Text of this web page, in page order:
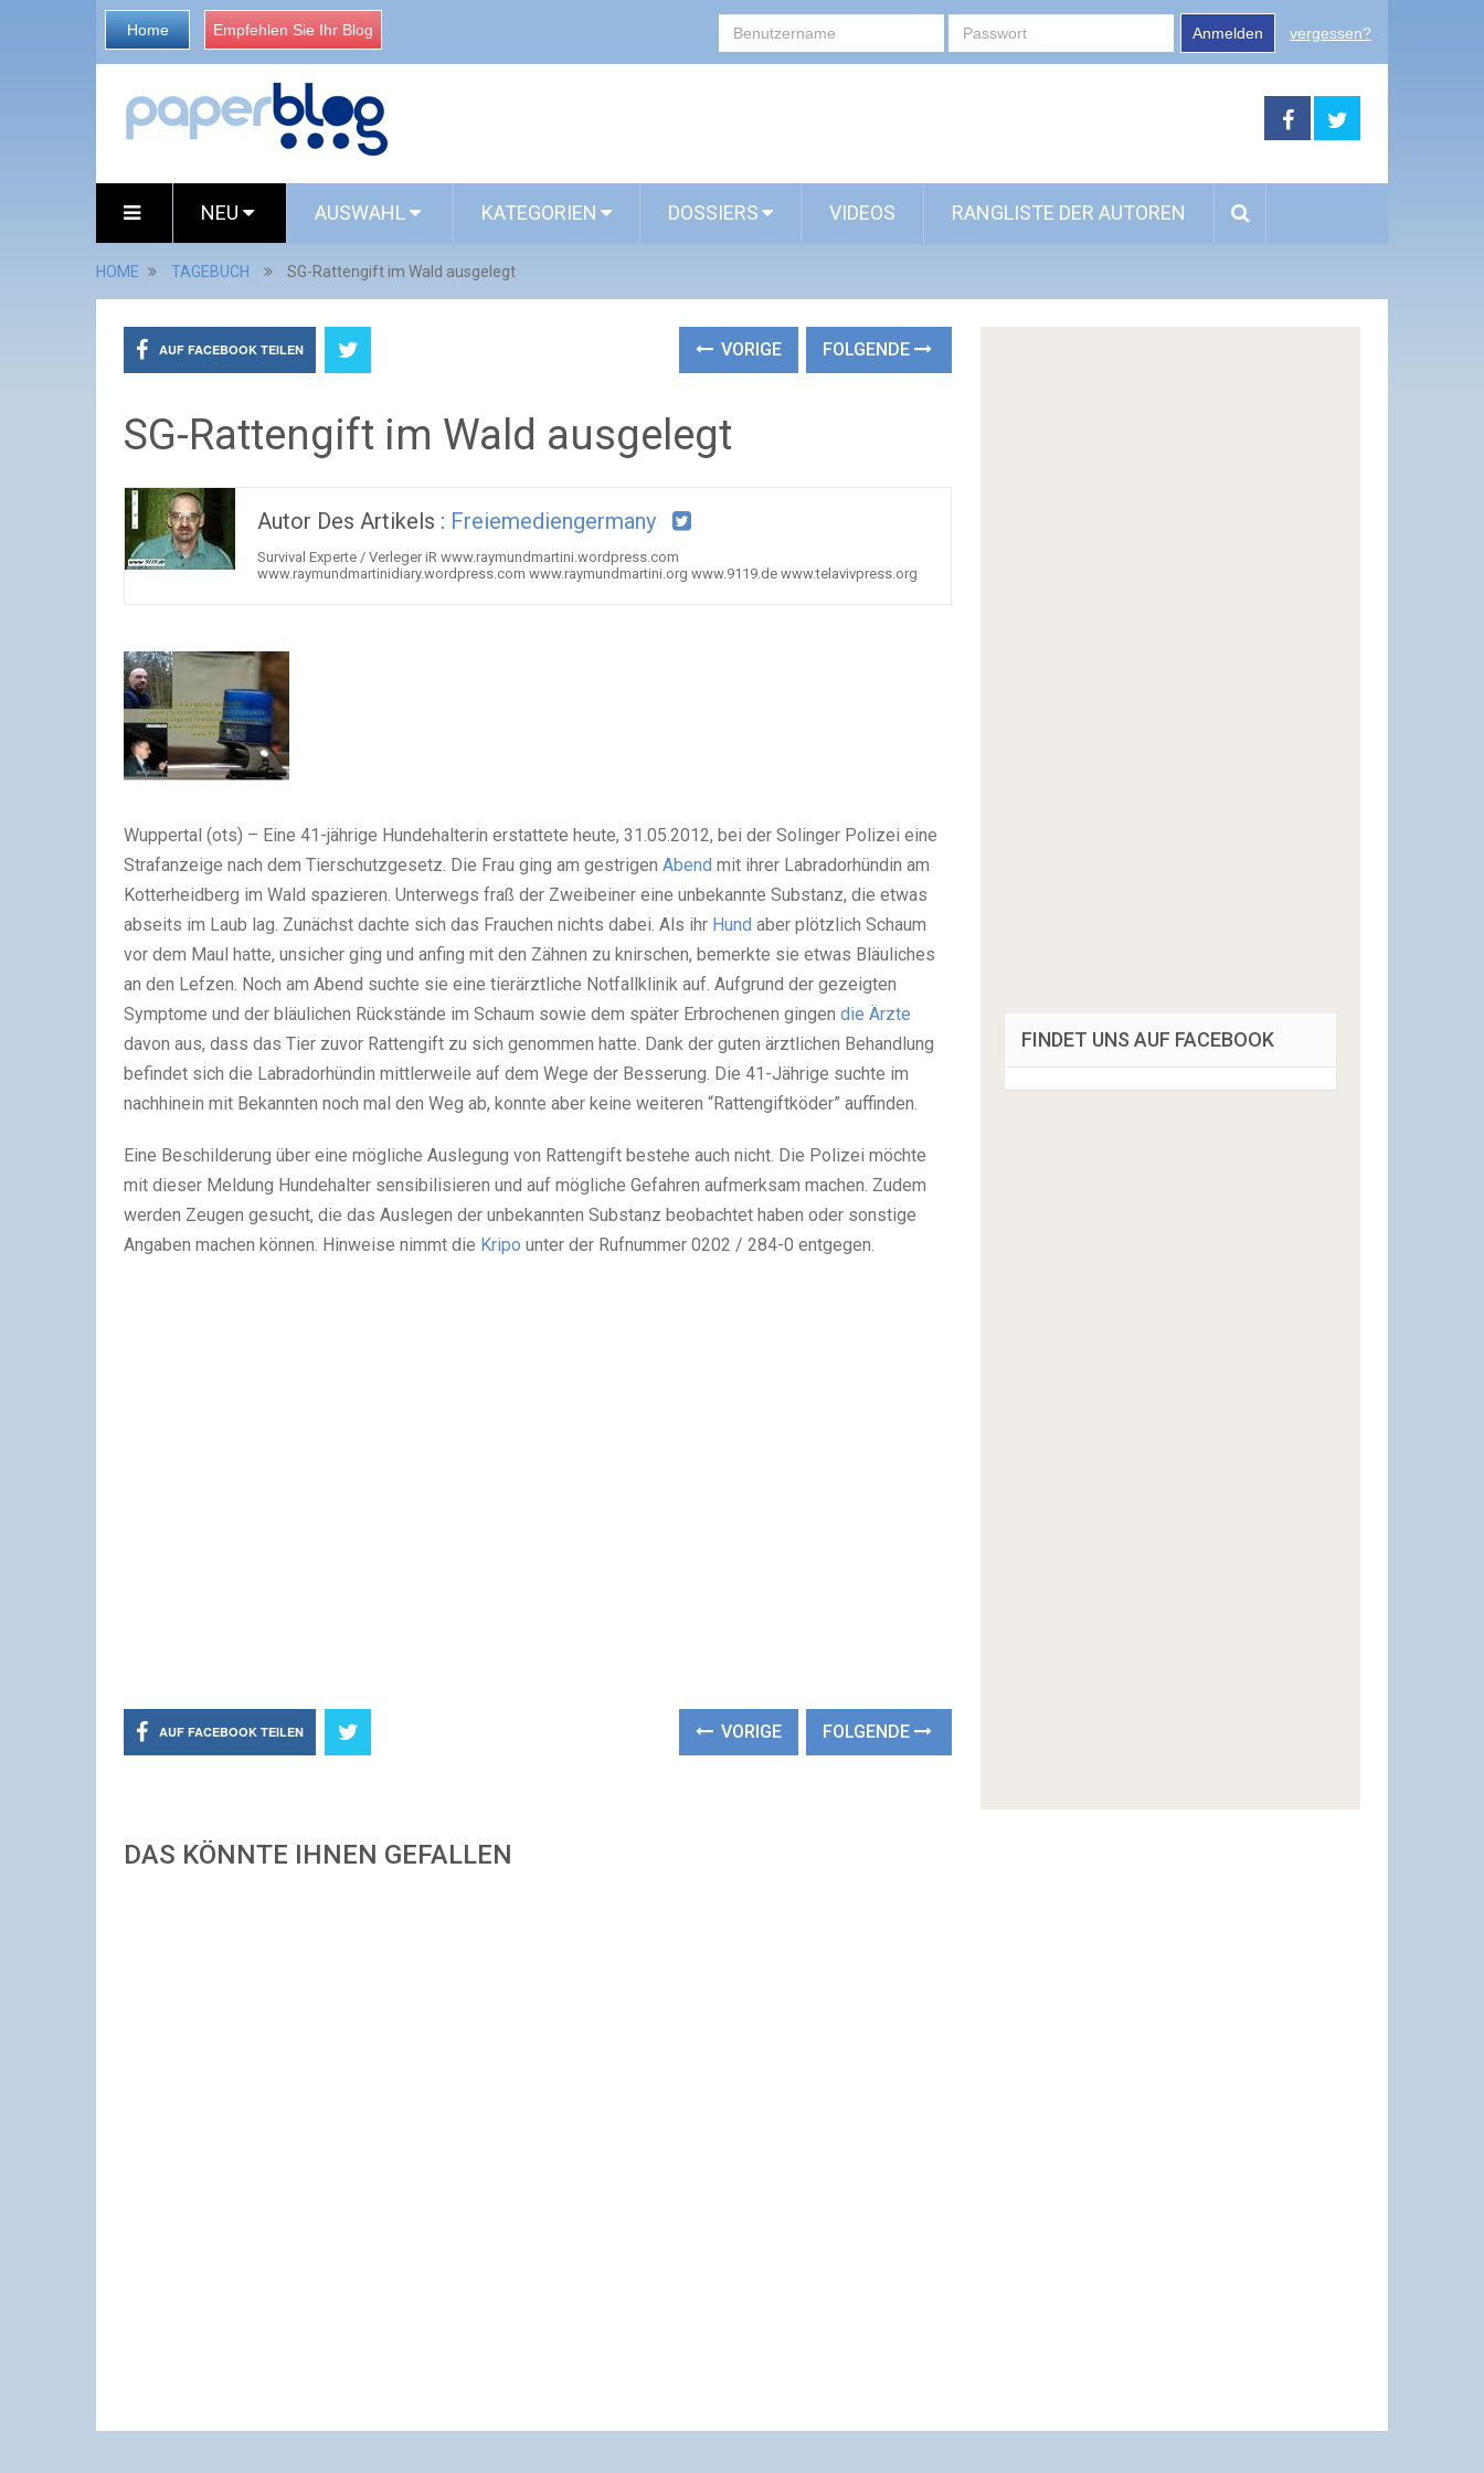
Home Empfehlen Sie Ihr Blog Anmelden vergessen?
NEU AUSWAHL KATEGORIEN DOSSIERS VIDEOS RANGLISTE DER AUTOREN
HOME TAGEBUCH SG-Rattengift im Wald ausgelegt
AUF FACEBOOK TEILEN VORIGE FOLGENDE
SG-Rattengift im Wald ausgelegt
Autor Des Artikels : Freiemediengermany
Survival Experte / Verleger iR www.raymundmartini.wordpress.com
www.raymundmartinidiary.wordpress.com www.raymundmartini.org www.9119.de www.telavivpress.org
Wuppertal (ots) – Eine 41-jährige Hundehalterin erstattete heute, 31.05.2012, bei der Solinger Polizei eine
Strafanzeige nach dem Tierschutzgesetz. Die Frau ging am gestrigen Abend mit ihrer Labradorhündin am
Kotterheidberg im Wald spazieren. Unterwegs fraß der Zweibeiner eine unbekannte Substanz, die etwas
abseits im Laub lag. Zunächst dachte sich das Frauchen nichts dabei. Als ihr Hund aber plötzlich Schaum
vor dem Maul hatte, unsicher ging und anfing mit den Zähnen zu knirschen, bemerkte sie etwas Bläuliches
an den Lefzen. Noch am Abend suchte sie eine tierärztliche Notfallklinik auf. Aufgrund der gezeigten
Symptome und der bläulichen Rückstände im Schaum sowie dem später Erbrochenen gingen die Ärzte
davon aus, dass das Tier zuvor Rattengift zu sich genommen hatte. Dank der guten ärztlichen Behandlung
befindet sich die Labradorhündin mittlerweile auf dem Wege der Besserung. Die 41-Jährige suchte im
nachhinein mit Bekannten noch mal den Weg ab, konnte aber keine weiteren “Rattengiftköder” auffinden.
Eine Beschilderung über eine mögliche Auslegung von Rattengift bestehe auch nicht. Die Polizei möchte
mit dieser Meldung Hundehalter sensibilisieren und auf mögliche Gefahren aufmerksam machen. Zudem
werden Zeugen gesucht, die das Auslegen der unbekannten Substanz beobachtet haben oder sonstige
Angaben machen können. Hinweise nimmt die Kripo unter der Rufnummer 0202 / 284-0 entgegen.
AUF FACEBOOK TEILEN VORIGE FOLGENDE
DAS KÖNNTE IHNEN GEFALLEN
FINDET UNS AUF FACEBOOK